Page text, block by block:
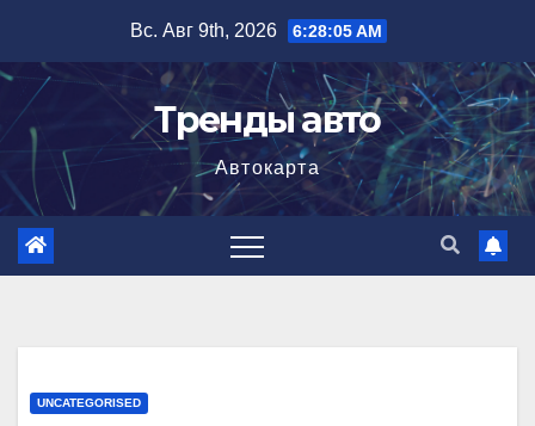
содержимому
Вс. Авг 9th, 2026 6:28:06 AM
Тренды авто
Автокарта
UNCATEGORISED